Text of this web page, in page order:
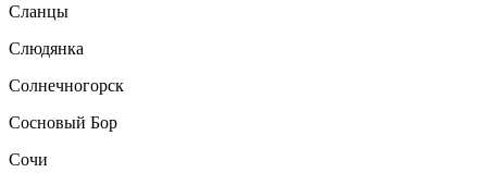
Сланцы
Слюдянка
Солнечногорск
Сосновый Бор
Сочи